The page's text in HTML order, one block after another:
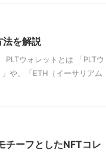
法を解説
ウォレットとは 「PLTウ
や、「ETH（イーサリアム
チーフとしたNFTコレ